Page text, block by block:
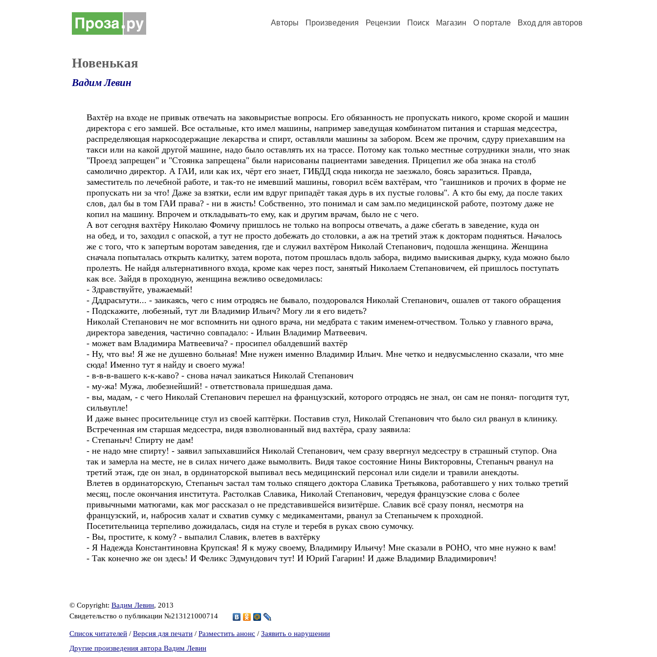
Авторы Произведения Рецензии Поиск Магазин О портале Вход для авторов
Новенькая
Вадим Левин
Вахтёр на входе не привык отвечать на заковыристые вопросы. Его обязанность не пропускать никого, кроме скорой и машин
директора с его замшей. Все остальные, кто имел машины, например заведущая комбинатом питания и старшая медсестра,
распределяющая наркосодержащие лекарства и спирт, оставляли машины за забором. Всем же прочим, сдуру приехавшим на
такси или на какой другой машине, надо было оставлять их на трассе. Потому как только местные сотрудники знали, что знак
"Проезд запрещен" и "Стоянка запрещена" были нарисованы пациентами заведения. Прицепил же оба знака на столб
самолично директор. А ГАИ, или как их, чёрт его знает, ГИБДД сюда никогда не заезжало, боясь заразиться. Правда,
заместитель по лечебной работе, и так-то не имевший машины, говорил всём вахтёрам, что "гаишников и прочих в форме не
пропускать ни за что! Даже за взятки, если им вдруг припадёт такая дурь в их пустые головы". А кто бы ему, да после таких
слов, дал бы в том ГАИ права? - ни в жисть! Собственно, это понимал и сам зам.по медицинской работе, поэтому даже не
копил на машину. Впрочем и откладывать-то ему, как и другим врачам, было не с чего.
А вот сегодня вахтёру Николаю Фомичу пришлось не только на вопросы отвечать, а даже сбегать в заведение, куда он
на обед, и то, заходил с опаской, а тут не просто добежать до столовки, а аж на третий этаж к докторам подняться. Началось
же с того, что к запертым воротам заведения, где и служил вахтёром Николай Степанович, подошла женщина. Женщина
сначала попыталась открыть калитку, затем ворота, потом прошлась вдоль забора, видимо выискивая дырку, куда можно было
пролезть. Не найдя альтернативного входа, кроме как через пост, занятый Николаем Степановичем, ей пришлось поступать
как все. Зайдя в проходную, женщина вежливо осведомилась:
- Здравствуйте, уважаемый!
- Дддрасьтути... - заикаясь, чего с ним отродясь не бывало, поздоровался Николай Степанович, ошалев от такого обращения
- Подскажите, любезный, тут ли Владимир Ильич? Могу ли я его видеть?
Николай Степанович не мог вспомнить ни одного врача, ни медбрата с таким именем-отчеством. Только у главного врача,
директора заведения, частично совпадало: - Ильин Владимир Матвеевич.
- может вам Владимира Матвеевича? - просипел обалдевший вахтёр
- Ну, что вы! Я же не душевно больная! Мне нужен именно Владимир Ильич. Мне четко и недвусмысленно сказали, что мне
сюда! Именно тут я найду и своего мужа!
- в-в-в-вашего к-к-каво? - снова начал заикаться Николай Степанович
- му-жа! Мужа, любезнейший! - ответствовала пришедшая дама.
- вы, мадам, - с чего Николай Степанович перешел на французский, которого отродясь не знал, он сам не понял- погодитя тут,
сильвупле!
И даже вынес просительнице стул из своей каптёрки. Поставив стул, Николай Степанович что было сил рванул в клинику.
Встреченная им старшая медсестра, видя взволнованный вид вахтёра, сразу заявила:
- Степаныч! Спирту не дам!
- не надо мне спирту! - заявил запыхавшийся Николай Степанович, чем сразу ввергнул медсестру в страшный ступор. Она
так и замерла на месте, не в силах ничего даже вымолвить. Видя такое состояние Нины Викторовны, Степаныч рванул на
третий этаж, где он знал, в ординаторской выпивал весь медицинский персонал или сидели и травили анекдоты.
Влетев в ординаторскую, Степаныч застал там только спящего доктора Славика Третьякова, работавшего у них только третий
месяц, после окончания института. Растолкав Славика, Николай Степанович, чередуя французские слова с более
привычными матюгами, как мог рассказал о не представившейся визитёрше. Славик всё сразу понял, несмотря на
французский, и, набросив халат и схватив сумку с медикаментами, рванул за Степанычем к проходной.
Посетительница терпеливо дожидалась, сидя на стуле и теребя в руках свою сумочку.
- Вы, простите, к кому? - выпалил Славик, влетев в вахтёрку
- Я Надежда Константиновна Крупская! Я к мужу своему, Владимиру Ильичу! Мне сказали в РОНО, что мне нужно к вам!
- Так конечно же он здесь! И Феликс Эдмундович тут! И Юрий Гагарин! И даже Владимир Владимирович!
© Copyright: Вадим Левин, 2013
Свидетельство о публикации №213121000714
Список читателей / Версия для печати / Разместить анонс / Заявить о нарушении
Другие произведения автора Вадим Левин